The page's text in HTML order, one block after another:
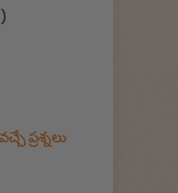
ప్రశ్నలు